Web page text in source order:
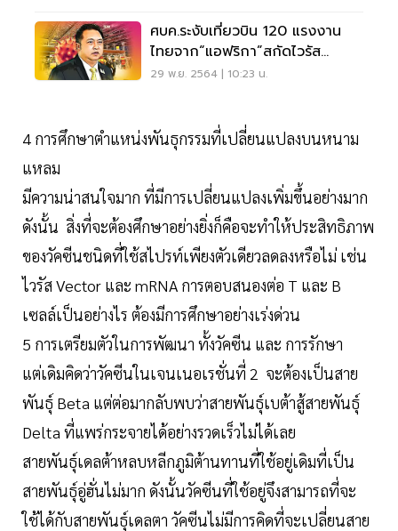
ศบค.ระงับเที่ยวบิน 120 แรงงาน
ไทยจาก“แอฟริกา”สกัดไวรัส
ร้าย“โอไมครอน”
29 พ.ย. 2564 | 10:23 น.
4 การศึกษาตำแหน่งพันธุกรรมที่เปลี่ยนแปลงบนหนาม
แหลม
มีความน่าสนใจมาก ที่มีการเปลี่ยนแปลงเพิ่มขึ้นอย่างมาก
ดังนั้น สิ่งที่จะต้องศึกษาอย่างยิ่งก็คือจะทำให้ประสิทธิภาพ
ของวัคซีนชนิดที่ใช้สไปรท์เพียงตัวเดียวลดลงหรือไม่ เช่น
ไวรัส Vector และ mRNA การตอบสนองต่อ T และ B
เซลล์เป็นอย่างไร ต้องมีการศึกษาอย่างเร่งด่วน
5 การเตรียมตัวในการพัฒนา ทั้งวัคซีน และ การรักษา
แต่เดิมคิดว่าวัคซีนในเจนเนอเรชั่นที่ 2 จะต้องเป็นสาย
พันธุ์ Beta แต่ต่อมากลับพบว่าสายพันธุ์เบต้าสู้สายพันธุ์
Delta ที่แพร่กระจายได้อย่างรวดเร็วไม่ได้เลย
สายพันธุ์เดลต้าหลบหลีกภูมิต้านทานที่ใช้อยู่เดิมที่เป็น
สายพันธุ์อู่ฮั่นไม่มาก ดังนั้นวัคซีนที่ใช้อยู่จึงสามารถที่จะ
ใช้ได้กับสายพันธุ์เดลตา วัคซีนไม่มีการคิดที่จะเปลี่ยนสาย